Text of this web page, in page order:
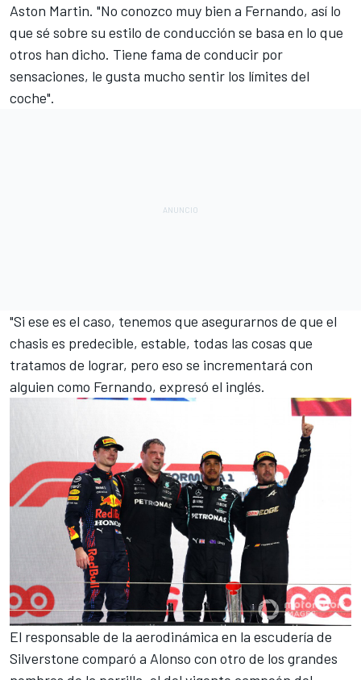
Aston Martin. "No conozco muy bien a Fernando, así lo
que sé sobre su estilo de conducción se basa en lo que
otros han dicho. Tiene fama de conducir por
sensaciones, le gusta mucho sentir los límites del
coche".
"Si ese es el caso, tenemos que asegurarnos de que el
chasis es predecible, estable, todas las cosas que
tratamos de lograr, pero eso se incrementará con
alguien como Fernando, expresó el inglés.
El responsable de la aerodinámica en la escudería de
Silverstone comparó a Alonso con otro de los grandes